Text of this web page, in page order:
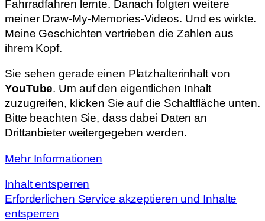
Fahrradfahren lernte. Danach folgten weitere
meiner Draw-My-Memories-Videos. Und es wirkte.
Meine Geschichten vertrieben die Zahlen aus
ihrem Kopf.
Sie sehen gerade einen Platzhalterinhalt von
YouTube. Um auf den eigentlichen Inhalt
zuzugreifen, klicken Sie auf die Schaltfläche unten.
Bitte beachten Sie, dass dabei Daten an
Drittanbieter weitergegeben werden.
Mehr Informationen
Inhalt entsperren
Erforderlichen Service akzeptieren und Inhalte
entsperren